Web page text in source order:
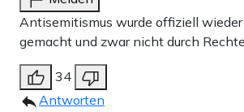
Antisemitismus wurde offiziell
gemacht und zwar nicht durch
34
Antworten